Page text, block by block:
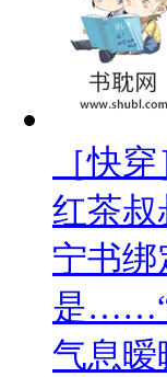
［快
红茶叔
宁书
是……“
气息暧